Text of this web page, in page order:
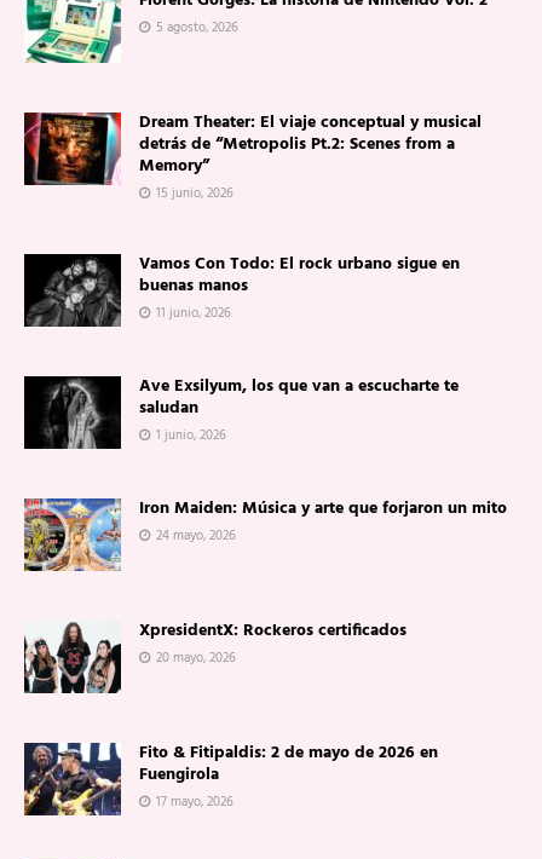
5 agosto, 2026
Dream Theater: El viaje conceptual y musical
detrás de “Metropolis Pt.2: Scenes from a
Memory”
15 junio, 2026
Vamos Con Todo: El rock urbano sigue en
buenas manos
11 junio, 2026
Ave Exsilyum, los que van a escucharte te
saludan
1 junio, 2026
Iron Maiden: Música y arte que forjaron un mito
24 mayo, 2026
XpresidentX: Rockeros certificados
20 mayo, 2026
Fito & Fitipaldis: 2 de mayo de 2026 en
Fuengirola
17 mayo, 2026